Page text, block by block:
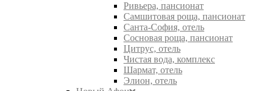
Ривьера, пансионат
Самшитовая роща, пансионат
Санта-София, отель
Сосновая роща, пансионат
Цитрус, отель
Чистая вода, комплекс
Шармат, отель
Элион, отель